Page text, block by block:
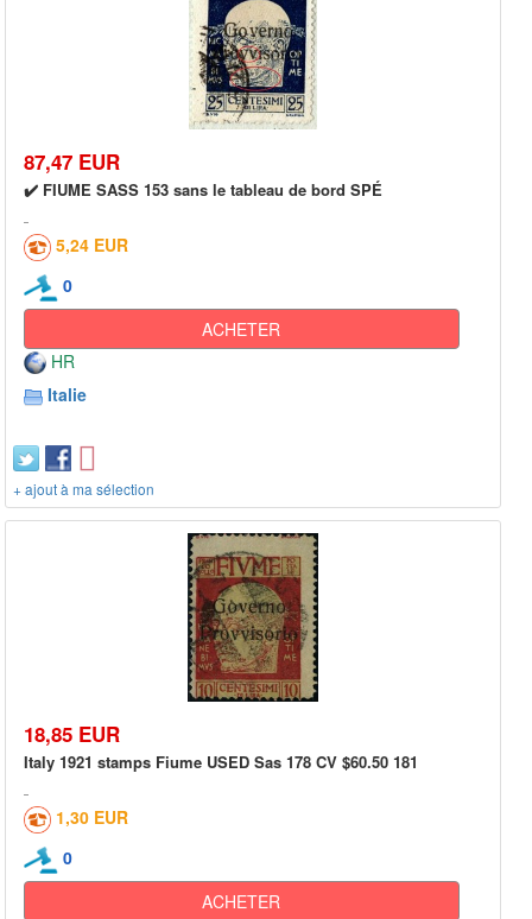
87,47 EUR
✔️ FIUME SASS 153 sans le tableau de bord SPÉ
5,24 EUR
0
ACHETER
HR
Italie
+ ajout à ma sélection
18,85 EUR
Italy 1921 stamps Fiume USED Sas 178 CV $60.50 181
1,30 EUR
0
ACHETER